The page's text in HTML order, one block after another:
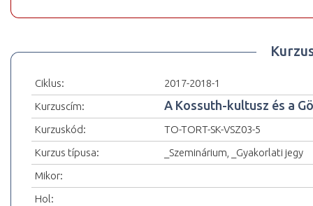
Ciklus:
2017-2018-1
Kurzuscím:
A Kossuth-kultusz és a
Kurzuskód:
TO-TORT-SK-VSZ03-5
Kurzus típusa:
_Szeminárium, _Gyakorlati jegy
Mikor:
Hol: